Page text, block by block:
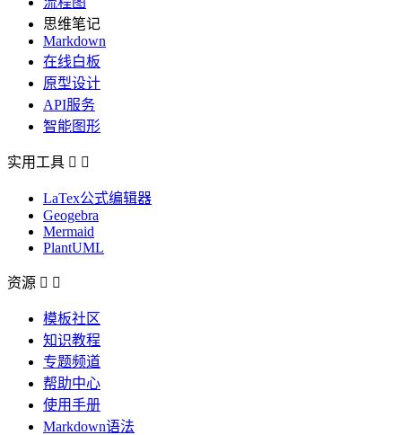
思维笔记
Markdown
在线白板
原型设计
API服务
智能图形
实用工具  
LaTex公式编辑器
Geogebra
Mermaid
PlantUML
资源  
模板社区
知识教程
专题频道
帮助中心
使用手册
Markdown语法